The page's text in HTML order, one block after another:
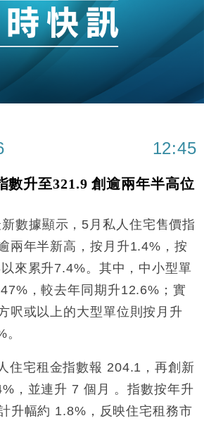
部擬擴大金屬關稅範圍 14類產品或加徵
K11 9月升級會員制度 增鉑金卡級別鎖
月零售額連升14個月 珠寶鐘錶銷售升勢
傳最快8月中招股 估值料降至400億美
推飛行套票 兩程低至448元加2元
中期轉賺2300萬元 斥21億翻新香港及
赴洛杉磯高球場活動前 男子攜槍彈被捕
PMI回落至51 企業擴張放慢兼縮減人
再籌逾360億美元 支援Anthropic租用
部擬擴大金屬關稅範圍 14類產品或加徵
12:45
數升至321.9 創逾兩年半高位
數據顯示，5月私人住宅售價指
兩年半新高，按月升1.4%，按
來累升7.4%。其中，中小型單
，較去年同期升12.6%；實
呎或以上的大型單位則按月升
住宅租金指數報 204.1，再創新
，並連升 7 個月 。指數按年升
升幅約 1.8%，反映住宅租務市